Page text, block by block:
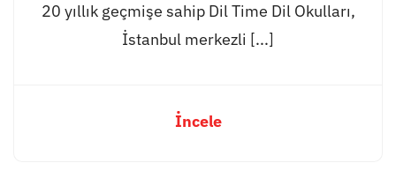
20 yıllık geçmişe sahip Dil Time Dil Okulları,
İstanbul merkezli [...]
İncele